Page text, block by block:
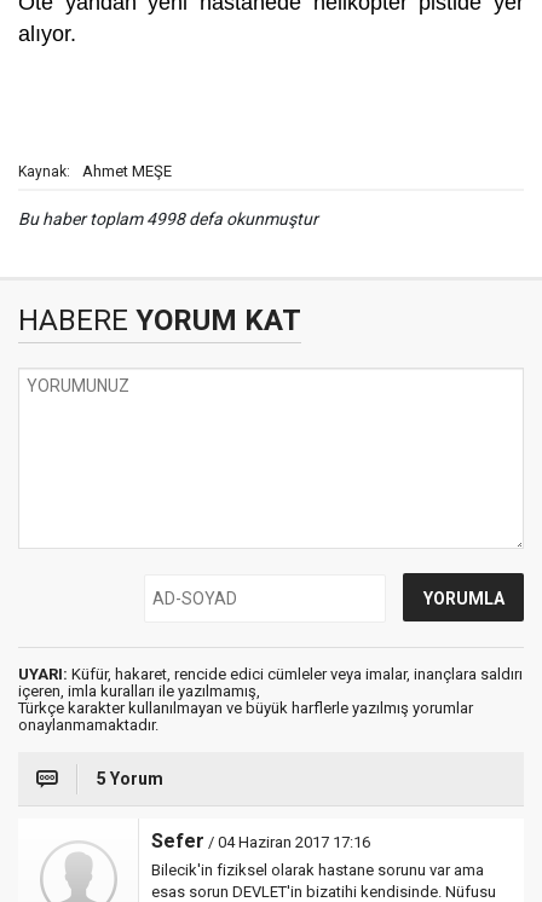
alıyor.
Kaynak: Ahmet MEŞE
Bu haber toplam 4998 defa okunmuştur
HABERE YORUM KAT
UYARI: Küfür, hakaret, rencide edici cümleler veya imalar, inançlara saldırı
içeren, imla kuralları ile yazılmamış,
Türkçe karakter kullanılmayan ve büyük harflerle yazılmış yorumlar
onaylanmamaktadır.
5 Yorum
Sefer / 04 Haziran 2017 17:16
Bilecik'in fiziksel olarak hastane sorunu var ama
esas sorun DEVLET'in bizatihi kendisinde. Nüfusu